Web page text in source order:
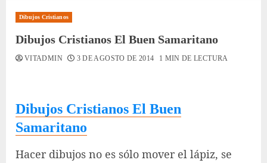
Dibujos Cristianos
Dibujos Cristianos El Buen Samaritano
VITADMIN 3 DE AGOSTO DE 2014 1 MIN DE LECTURA
Dibujos Cristianos El Buen
Samaritano
Hacer dibujos no es sólo mover el lápiz, se